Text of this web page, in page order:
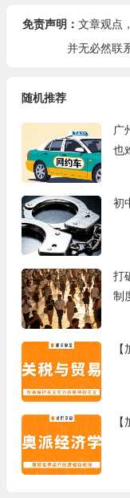
免责声明： 文章观点
并无必然联
随机推荐
广
也
初
打
制